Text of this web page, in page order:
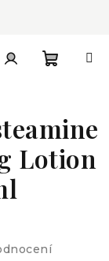
košík
Lotion